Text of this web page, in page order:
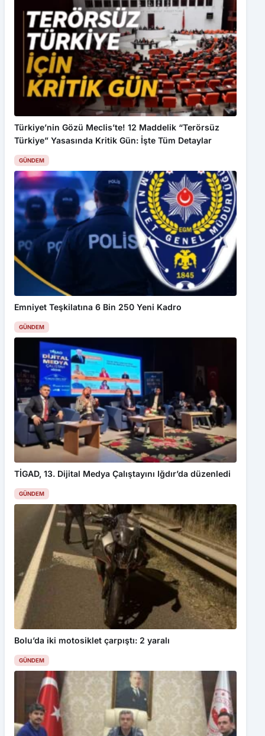
Türkiye’nin Gözü Meclis’te! 12 Maddelik “Terörsüz
Türkiye” Yasasında Kritik Gün: İşte Tüm Detaylar
GÜNDEM
Emniyet Teşkilatına 6 Bin 250 Yeni Kadro
GÜNDEM
TİGAD, 13. Dijital Medya Çalıştayını Iğdır’da düzenledi
GÜNDEM
Bolu’da iki motosiklet çarpıştı: 2 yaralı
GÜNDEM